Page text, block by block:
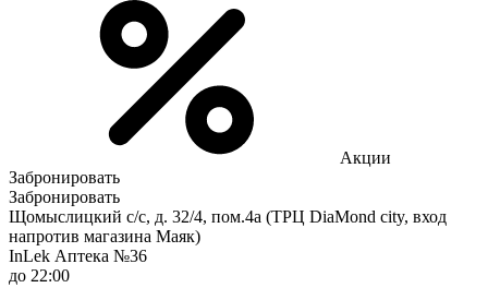
Акции
Забронировать
Забронировать
Щомыслицкий с/с, д. 32/4, пом.4а (ТРЦ DiaMond city, вход
напротив магазина Маяк)
InLek Аптека №36
до 22:00